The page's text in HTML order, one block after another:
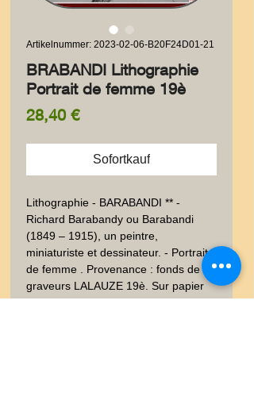
Artikelnummer: 2023-02-06-B20F24D01-21
BRABANDI Lithographie
Portrait de femme 19è
28,40 €Preis
Sofortkauf
Lithographie - BARABANDI ** -
Richard Barabandy ou Barabandi
(1849 – 1915), un peintre,
miniaturiste et dessinateur. - Portrait
de femme . Provenance : fonds de
graveurs LALAUZE 19è. Sur papier
fort.  Auteurs sur la planche. Bon état,